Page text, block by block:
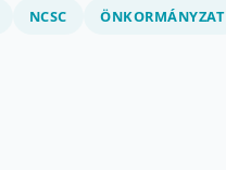
NCSC ÖNKORMÁNYZAT